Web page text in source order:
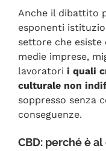
Anche il dibattito
esponenti
settore che esiste
medie imprese,
lavoratori i quali
culturale non
soppresso senza
conseguenze.
CBD: perché è